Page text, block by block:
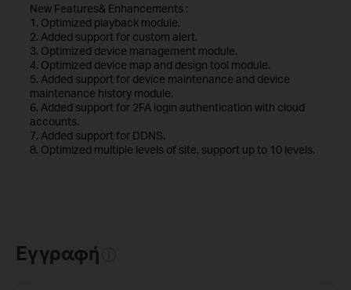
New Features& Enhancements :
1. Optimized playback module.
2. Added support for custom alert.
3. Optimized device management module.
4. Optimized device map and design tool module.
5. Added support for device maintenance and device
maintenance history module.
6. Added support for 2FA login authentication with cloud
accounts.
7. Added support for DDNS.
8. Optimized multiple levels of site, support up to 10 levels.
Εγγραφή